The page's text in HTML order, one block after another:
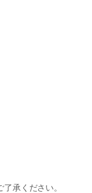
承ください。